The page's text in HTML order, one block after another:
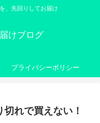
、先回りしてお届け
けブログ
プライバシーポリシー
れで買えない！